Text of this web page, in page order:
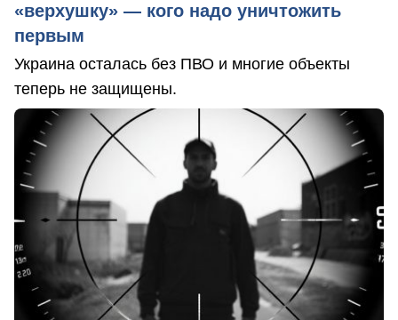
«верхушку» — кого надо уничтожить
первым
Украина осталась без ПВО и многие объекты
теперь не защищены.